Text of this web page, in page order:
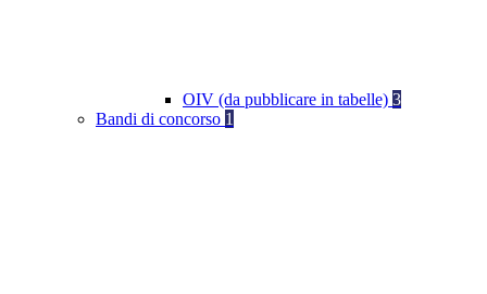
OIV (da pubblicare in tabelle) 3
Bandi di concorso 1